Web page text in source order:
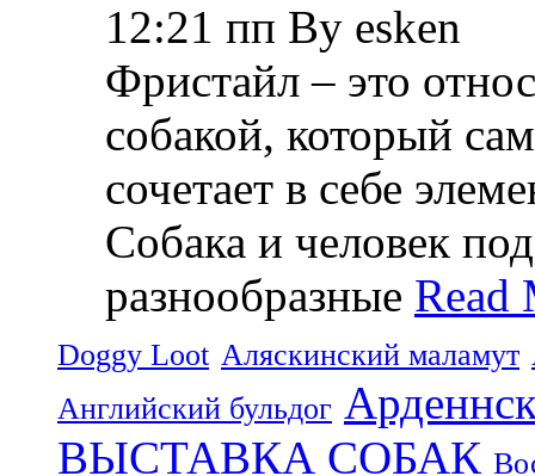
12:21 пп By esken
Фристайл – это
собакой, который
сочетает в себе
Собака и человек
разнообразные Read
Doggy Loot Аляскинский маламут
Английский бульдог
ВЫСТАВКА СОБАК